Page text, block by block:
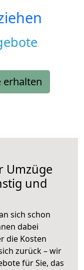
erhalten
Umzüge
und
sich schon
dabei
die Kosten
zurück – wir
für Sie, das